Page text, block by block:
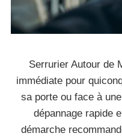
Serrurier Autour de
immédiate pour
sa porte ou face à
dépannage rapide
démarche